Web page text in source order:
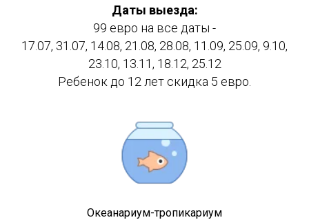
Даты выезда:
99 евро на все даты -
17.07, 31.07, 14.08, 21.08, 28.08, 11.09, 25.09, 9.10,
23.10, 13.11, 18.12, 25.12
Ребенок до 12 лет скидка 5 евро.
Океанариум-тропикариум